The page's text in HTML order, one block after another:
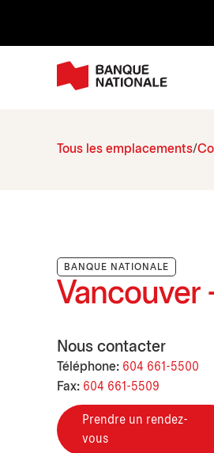
Tous les emplacements
BANQUE NATIONALE
Vancouver
Nous contacter
Téléphone: 604 661-5500
Fax: 604 661-5509
Prendre un rendez-
vous